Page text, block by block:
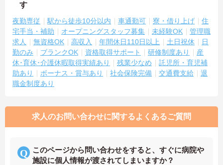
す
夜勤専従 駅から徒歩10分以内 車通勤可 寮・借り上げ
住
宅手当・補助
オープニングスタッフ募集 未経験OK
管理職
求人
無資格OK 高収入 年間休日110日以上 土日祝休
日
勤のみ
ブランクOK 資格取得サポート 研修制度あり
産
休･育休･介護休暇取得実績あり
残業少なめ
託児所・育児補
助あり
ボーナス・賞与あり 社会保険完備 交通費支給
退
職金制度あり
求人のお問い合わせに関するよくあるご質問
このページから問い合わせをすると、すぐに病院や
施設に個人情報が渡されてしまいますか？